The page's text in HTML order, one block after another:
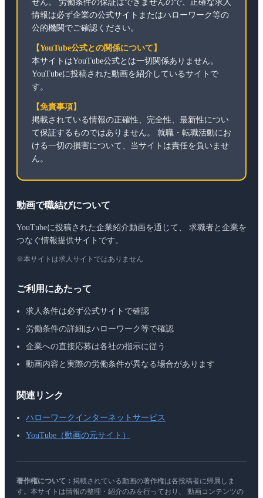
せん。 労働条件の保証はできませんので、正確な求人
情報は必ず企業の公式サイトまたはハローワーク等の
公的機関でご確認ください。
【YouTube公式との関係について】
本サイトはYouTube公式とは一切関係ありません。
YouTubeに投稿された動画を紹介しているサイトで
す。
【免責事項】
掲載されている情報の正確性、完全性、最新性につい
て保証するものではありません。 就職・転職活動にお
ける一切の損害について、当サイトは責任を負いませ
ん。
動画で職結びについて
YouTubeに投稿された企業紹介動画を通じて、 求職者と企業を
つなぐ情報提供サイトです。
※本サイトは求人サイトではありません
ご利用にあたって
求人条件は必ず公式サイトで確認
労働条件の詳細はハローワーク等で確認
企業への直接応募は各社の指示に従う
動画内容と実際の労働条件が異なる場合があります
関連リンク
ハローワークインターネットサービス
YouTube（動画の元サイト）
著作権について： 掲載されている動画の著作権は各投稿者に帰属しま
す。本サイトは情報の整理・紹介のみを行っており、 動画コンテンツの